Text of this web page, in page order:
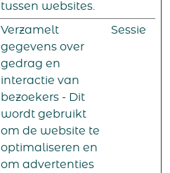
tussen websites.
Verzamelt
gegevens over
gedrag en
interactie van
bezoekers - Dit
wordt gebruikt
om de website te
optimaliseren en
om advertenties
Sessie